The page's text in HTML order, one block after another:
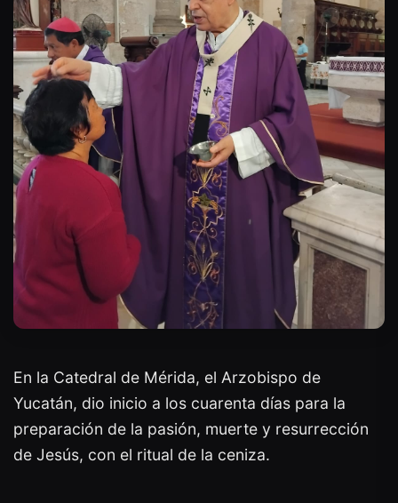
En la Catedral de Mérida, el Arzobispo de
Yucatán, dio inicio a los cuarenta días para la
preparación de la pasión, muerte y resurrección
de Jesús, con el ritual de la ceniza.